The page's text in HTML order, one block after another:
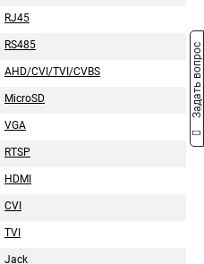
RJ45
RS485
AHD/CVI/TVI/CVBS
MicroSD
VGA
RTSP
HDMI
CVI
TVI
Jack
Задать вопрос